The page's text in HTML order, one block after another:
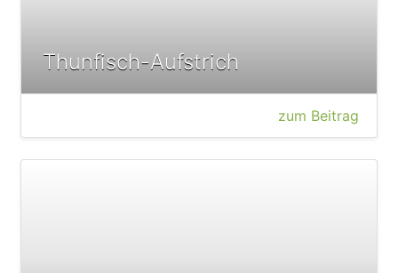
Thunfisch-Aufstrich
zum Beitrag